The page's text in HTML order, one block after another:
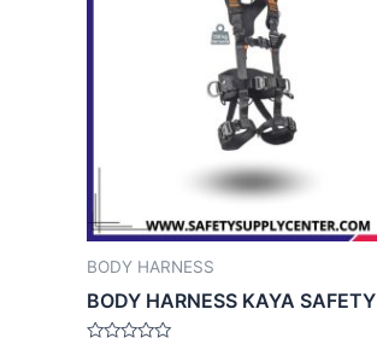
BODY HARNESS
BODY HARNESS KAYA SAFETY